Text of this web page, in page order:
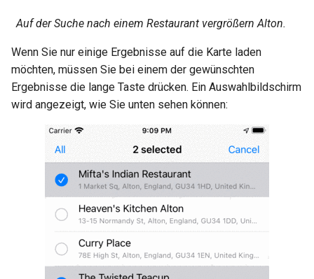
Auf der Suche nach einem Restaurant vergrößern Alton.
Wenn Sie nur einige Ergebnisse auf die Karte laden
möchten, müssen Sie bei einem der gewünschten
Ergebnisse die lange Taste drücken. Ein Auswahlbildschirm
wird angezeigt, wie Sie unten sehen können: